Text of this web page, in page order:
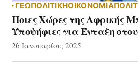
ΓΕΩΠΟΛΙΤΙΚΗΟΙΚΟΝΟΜΙΑ
Ποιες Χώρες της Αφρικής
Υποψήφιες για Ένταξη
26 Ιανουαρίου, 2025